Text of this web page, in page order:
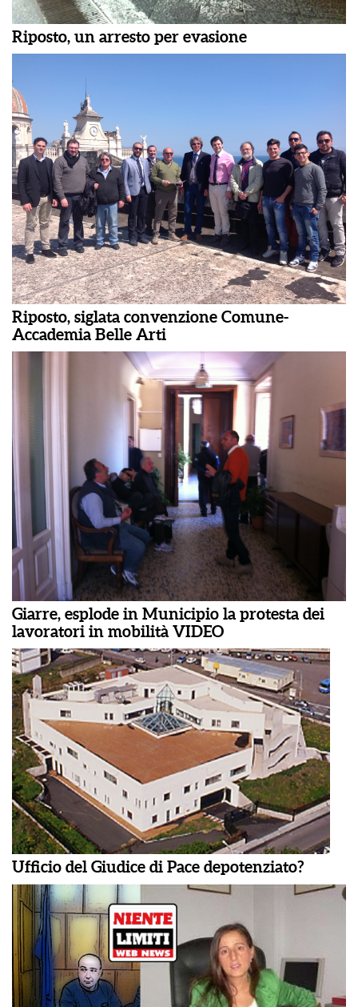
Riposto, un arresto per evasione
Riposto, siglata convenzione Comune-
Accademia Belle Arti
Giarre, esplode in Municipio la protesta dei
lavoratori in mobilità VIDEO
Ufficio del Giudice di Pace depotenziato?